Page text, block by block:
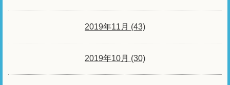
2019年11月 (43)
2019年10月 (30)